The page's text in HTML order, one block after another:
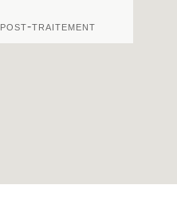
post‑traitement